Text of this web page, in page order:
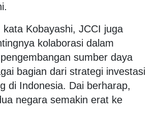
kata Kobayashi, JCCI juga
kolaborasi dalam
sumber daya
bagian dari strategi investasi
di Indonesia. Dai berharap,
negara semakin erat ke